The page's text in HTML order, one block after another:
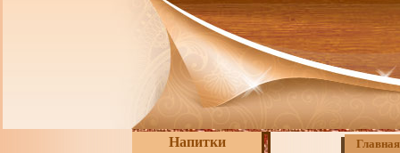
Напитки Главная